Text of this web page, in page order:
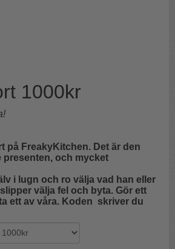
1000kr
på FreakyKitchen. Det är den
och mycket
i lugn och ro välja vad han eller
välja fel och byta. Gör ett
ett av våra. Koden skriver du